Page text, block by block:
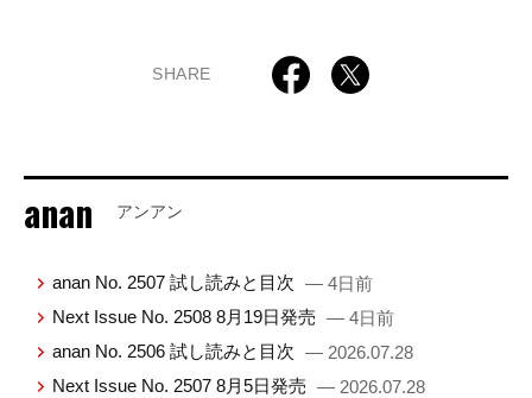
SHARE
anan アンアン
anan No. 2507 試し読みと目次 — 4日前
Next Issue No. 2508 8月19日発売 — 4日前
anan No. 2506 試し読みと目次 — 2026.07.28
Next Issue No. 2507 8月5日発売 — 2026.07.28